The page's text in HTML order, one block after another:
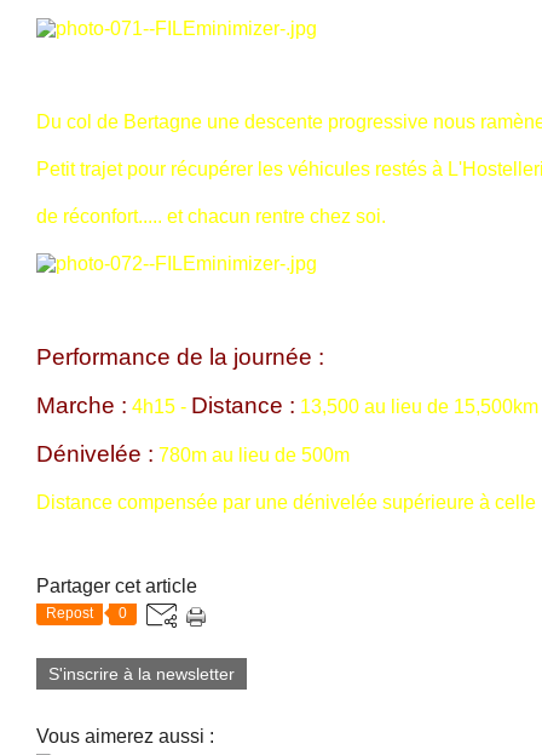
Du col de Bertagne une descente progressive nous
Petit trajet pour récupérer les véhicules restés à
de réconfort..... et chacun rentre chez soi.
Performance de la journée :
Marche : 4h15 - Distance : 13,500 au lieu de
Dénivelée : 780m au lieu de 500m
Distance compensée par une dénivelée supérieure à celle
Partager cet article
Repost 0
S'inscrire à la newsletter
Vous aimerez aussi :